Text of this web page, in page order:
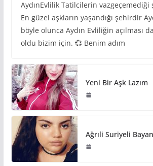
AydınEvlilik Tatilcilerin vazgeçemediği
En güzel aşkların yaşandığı şehirdir
böyle olunca Aydın Evliliğin açılması
oldu bizim için. 💞 Benim adım
Yeni Bir Aşk Lazım
Ağrıli Suriyeli